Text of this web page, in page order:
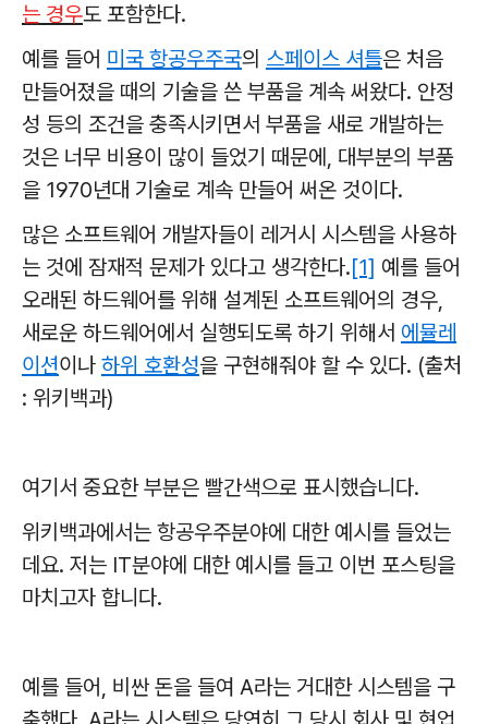
는 경우도 포함한다.
예를 들어 미국 항공우주국의 스페이스 셔틀은 처음
만들어졌을 때의 기술을 쓴 부품을 계속 써왔다. 안정
성 등의 조건을 충족시키면서 부품을 새로 개발하는
것은 너무 비용이 많이 들었기 때문에, 대부분의 부품
을 1970년대 기술로 계속 만들어 써온 것이다.
많은 소프트웨어 개발자들이 레거시 시스템을 사용하
는 것에 잠재적 문제가 있다고 생각한다.[1] 예를 들어
오래된 하드웨어를 위해 설계된 소프트웨어의 경우,
새로운 하드웨어에서 실행되도록 하기 위해서 에뮬레
이션이나 하위 호환성을 구현해줘야 할 수 있다. (출처
: 위키백과)
여기서 중요한 부분은 빨간색으로 표시했습니다.
위키백과에서는 항공우주분야에 대한 예시를 들었는
데요. 저는 IT분야에 대한 예시를 들고 이번 포스팅을
마치고자 합니다.
예를 들어, 비싼 돈을 들여 A라는 거대한 시스템을 구